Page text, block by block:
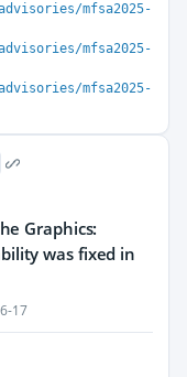
mfsa2025-
mfsa2025-
mfsa2025-
Graphics:
was fixed in
17